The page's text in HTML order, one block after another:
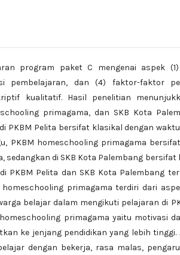
program paket C mengenai aspek
pembelajaran, dan (4) faktor-faktor
kualitatif. Hasil penelitian
primagama, dan SKB Kota
PKBM Pelita bersifat klasikal dengan
PKBM homeschooling primagama
di SKB Kota Palembang bersifat
PKBM Pelita dan SKB Kota Palembang
primagama terdiri dari
belajar dalam mengikuti pelajaran di
primagama yaitu motivasi
ke jenjang pendidikan yang lebih tinggi.
dengan bekerja, rasa malas,